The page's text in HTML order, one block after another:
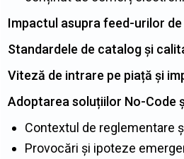
Impactul asupra feed-urilor
Standardele de catalog și
Viteză de intrare pe piață și
Adoptarea soluțiilor No-Code
Contextul de reglementare
Provocări și ipoteze